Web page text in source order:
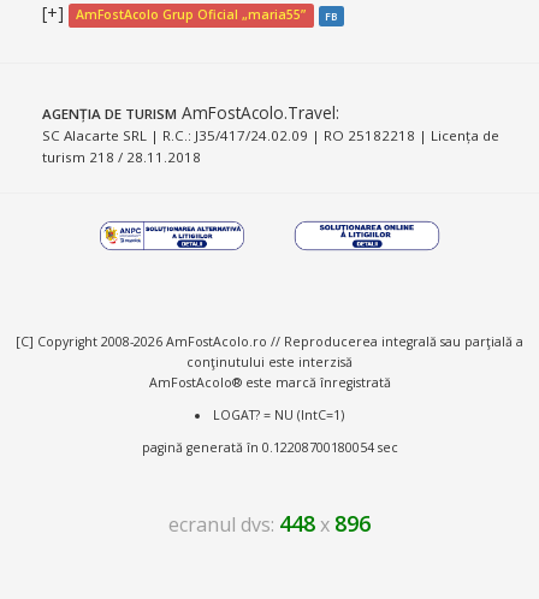
[+] AmFostAcolo Grup Oficial „maria55” FB
AGENȚIA DE TURISM AmFostAcolo.Travel:
SC Alacarte SRL | R.C.: J35/417/24.02.09 | RO 25182218 | Licența de
turism 218 / 28.11.2018
[C] Copyright 2008-2026 AmFostAcolo.ro // Reproducerea integrală sau parţială a
conţinutului este interzisă
AmFostAcolo® este marcă înregistrată
LOGAT? = NU (IntC=1)
pagină generată în 0.12208700180054 sec
ecranul dvs: 448x 896